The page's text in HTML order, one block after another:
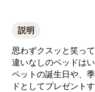
説明
思わずクスッと笑っ
違いなしのベッドは
ペットの誕生日や、
ドとしてプレゼント